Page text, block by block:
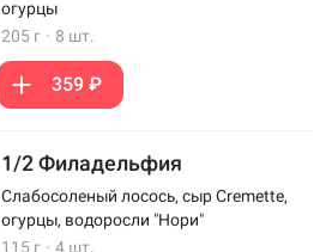
огурцы
205 г · 8 шт.
359 ₽
1/2 Филадельфия
Слабосоленый лосось, сыр Cremette,
огурцы, водоросли "Нори"
115 г · 4 шт.